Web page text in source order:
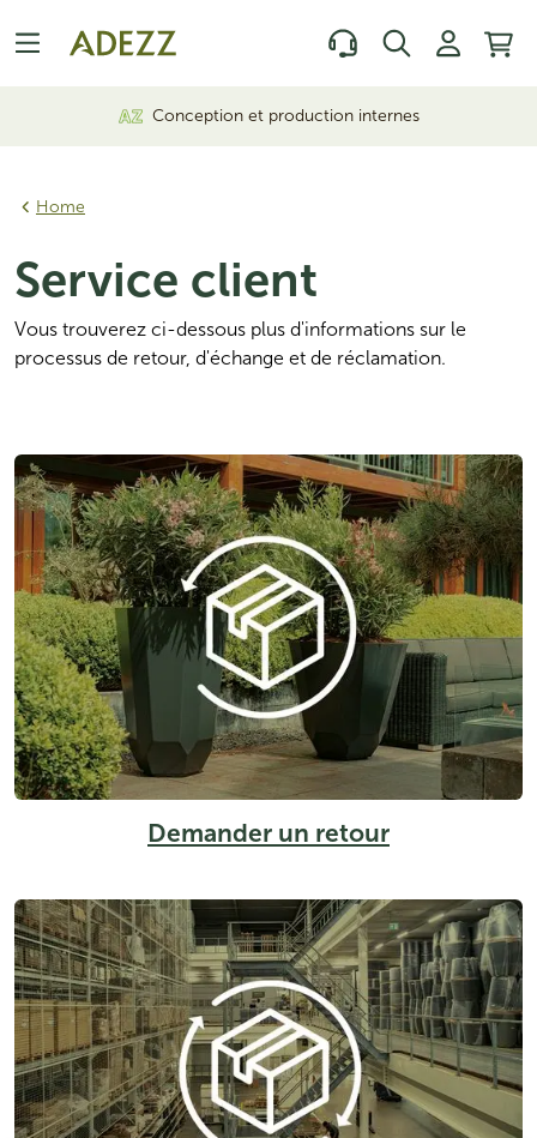
Conception et production internes
Home
Service client
Vous trouverez ci-dessous plus d'informations sur le
processus de retour, d'échange et de réclamation.
Demander un retour